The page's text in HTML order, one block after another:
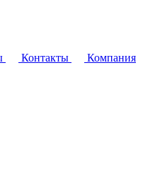
Контакты
Компания